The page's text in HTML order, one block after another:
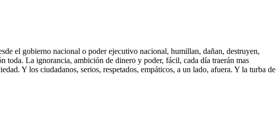
el gobierno nacional o poder ejecutivo nacional, humillan, dañan, destruyen,
toda. La ignorancia, ambición de dinero y poder, fácil, cada día traerán mas
Y los ciudadanos, serios, respetados, empáticos, a un lado, afuera. Y la turba de